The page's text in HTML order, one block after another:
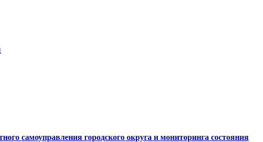
самоуправления городского округа и мониторинга состояния